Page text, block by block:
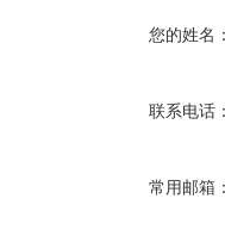
您的姓名
联系电话
常用邮箱